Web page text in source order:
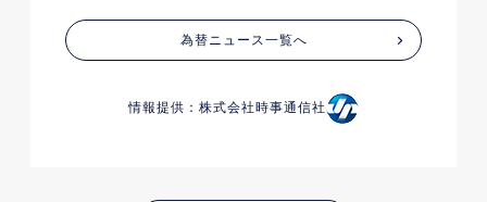
為替ニュース一覧へ
情報提供：株式会社時事通信社